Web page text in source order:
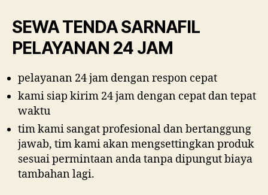
SEWA TENDA SARNAFIL
PELAYANAN 24 JAM
pelayanan 24 jam dengan respon cepat
kami siap kirim 24 jam dengan cepat dan tepat
waktu
tim kami sangat profesional dan bertanggung
jawab, tim kami akan mengsettingkan produk
sesuai permintaan anda tanpa dipungut biaya
tambahan lagi.